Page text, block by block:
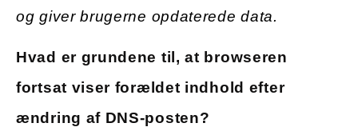
og giver brugerne opdaterede data.
Hvad er grundene til, at browseren
fortsat viser forældet indhold efter
ændring af DNS-posten?